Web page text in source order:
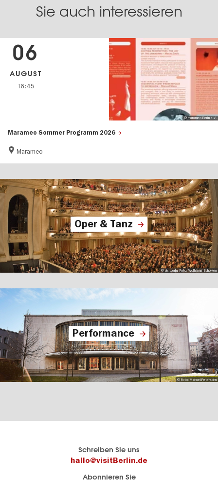
Sie auch interessieren
Marameo Sommer Programm 2026
Marameo
06
AUGUST
18:45
© marameo Berlin e.V.
Oper & Tanz
© visitberlin, Foto: Wolfgang Scholvien
Performance
© Foto: Michael Petersohn
Schreiben Sie uns
hallo@visitBerlin.de
Abonnieren Sie